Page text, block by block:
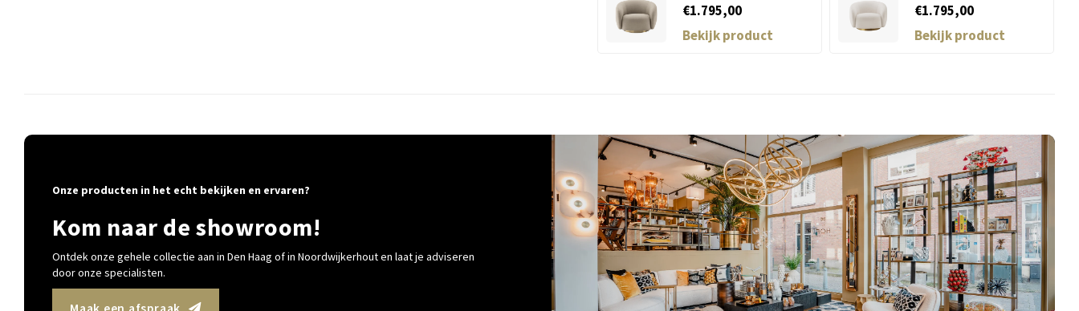
€1.795,00
Bekijk product
€1.795,00
Bekijk product
Onze producten in het echt bekijken en ervaren?
Kom naar de showroom!
Ontdek onze gehele collectie aan in Den Haag of in Noordwijkerhout en laat je adviseren
door onze specialisten.